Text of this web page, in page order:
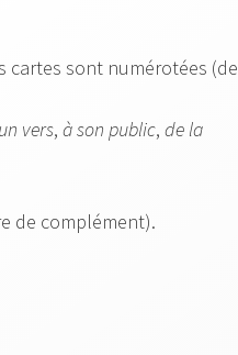
cartes sont numérotées (de
un vers, à son public, de la
de complément).